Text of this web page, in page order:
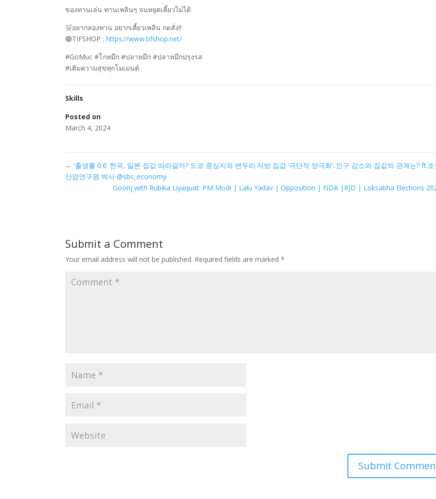
ของทานเล่น ทานเพลินๆ จนหยุดเคี้ยวไม่ได้
🛒อยากลองทาน อยากเคี้ยวเพลิน กดสั่ง!!
🟢TIFSHOP :https://www.tifshop.net/
#GoMuc #โกหมึก #ปลาหมึก #ปลาหมึกปรุงรส
#เติมความสุขทุกโมเมนต์
Skills
Posted on
March 4, 2024
← ‘출생률 0.6’ 한국, 일본 집값 따라갈까? 도쿄 중심지와 변두리·지방 집값 ‘극단적 양극화’..인구 감소와 집값의 관계는? ft.
산업연구원 박사 @sbs_economy
Goonj with Rubika Liyaquat: PM Modi | Lalu Yadav | Opposition | NDA |RJD | Loksabha Elections
Submit a Comment
Your email address will not be published. Required fields are marked*